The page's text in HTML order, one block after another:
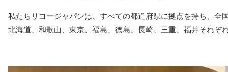
私たちリコージャパンは、すべての都道府県に拠点を持ち、全
北海道、和歌山、東京、福島、徳島、長崎、三重、福井それ